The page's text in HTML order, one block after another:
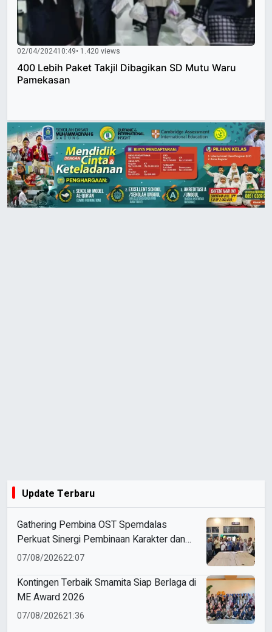
02/04/202410:49• 1.420 views
400 Lebih Paket Takjil Dibagikan SD Mutu Waru
Pamekasan
Update Terbaru
Gathering Pembina OST Spemdalas
Perkuat Sinergi Pembinaan Karakter dan
Prestasi Siswa
07/08/202622:07
Kontingen Terbaik Smamita Siap Berlaga di
ME Award 2026
07/08/202621:36